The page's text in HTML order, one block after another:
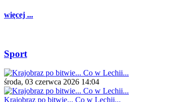
więcej ...
Sport
środa, 03 czerwca 2026 14:04
Krajobraz po bitwie... Co w Lechii...